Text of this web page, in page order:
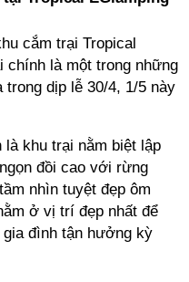
cắm trại Tropical
chính là một trong những
trong dịp lễ 30/4, 1/5 này
khu trại nằm biệt lập
đồi cao với rừng
nhìn tuyệt đẹp ôm
ở vị trí đẹp nhất để
gia đình tận hưởng kỳ